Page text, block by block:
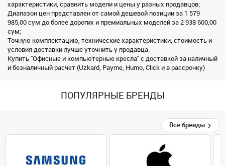
характеристики, сравнить модели и цены у разных продавцов;
Диапазон цен представлен от самой дешевой позиции за 1 579
985,00 сум до более дорогих и премиальных моделей за 2 938 600,00
сум;
Точную комплектацию, технические характеристики, стоимость и
условия доставки лучше уточнить у продавца.
Купить "Офисные и компьютерные кресла" с доставкой за наличный
и безналичный расчет (Uzkard, Payme, Humo, Click и в рассрочку)
ПОПУЛЯРНЫЕ БРЕНДЫ
Все бренды